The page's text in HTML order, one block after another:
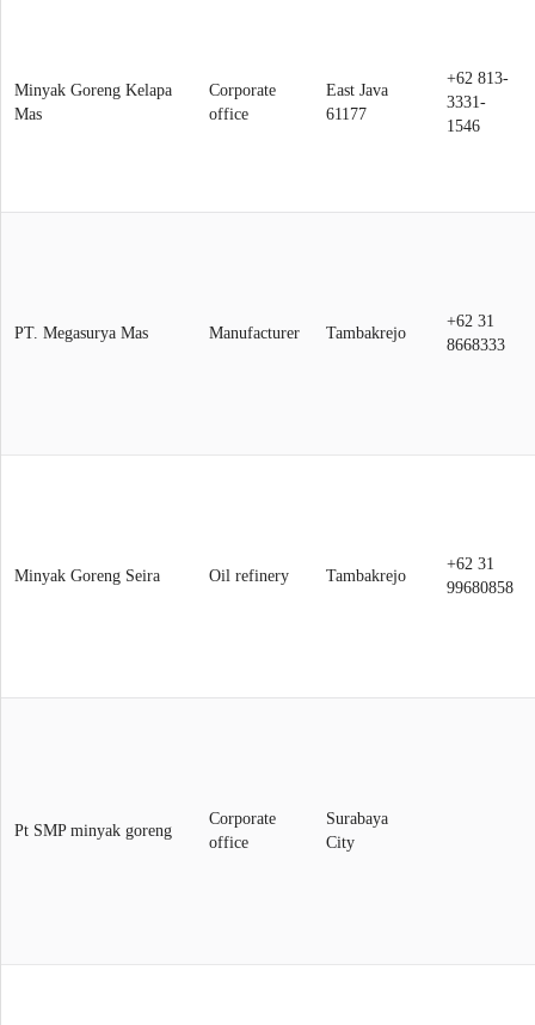
Minyak Goreng Kelapa
Mas
Corporate
office
East Java
61177
+62 813-
3331-
1546
PT. Megasurya Mas Manufacturer Tambakrejo
+62 31
8668333
Minyak Goreng Seira Oil refinery Tambakrejo
+62 31
99680858
Pt SMP minyak goreng
Corporate
office
Surabaya
City